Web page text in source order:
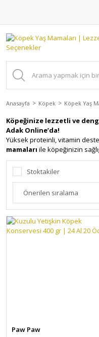
Anasayfa Köpek Köpek Yaş
Köpeğinize lezzetli ve
Adak Online’da!
Yüksek proteinli, vitamin
mamaları ile köpeğinizin
Stoktakiler
Paw Paw